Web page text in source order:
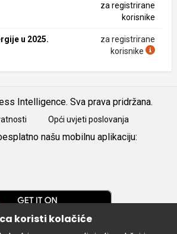
za registrirane
korisnike
u 2025.
za registrirane
korisnike
Intelligence. Sva prava pridržana.
Opći uvjeti poslovanja
našu mobilnu aplikaciju:
koristi kolačiće